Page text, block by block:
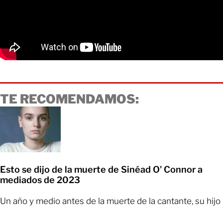
TE RECOMENDAMOS:
Esto se dijo de la muerte de Sinéad O' Connor a
mediados de 2023
Un año y medio antes de la muerte de la cantante, su hijo